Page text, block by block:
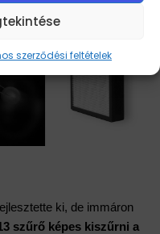
szerződési feltételek
ki, de immáron
szűrő képes kiszűrni a